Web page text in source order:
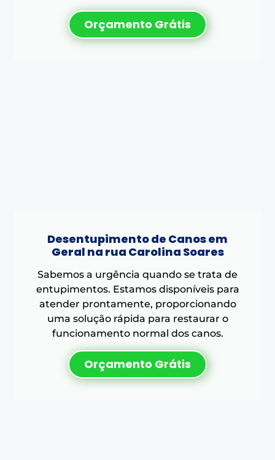
Orçamento Grátis
Desentupimento de Canos em
Geral na rua Carolina Soares
Sabemos a urgência quando se trata de
entupimentos. Estamos disponíveis para
atender prontamente, proporcionando
uma solução rápida para restaurar o
funcionamento normal dos canos.
Orçamento Grátis